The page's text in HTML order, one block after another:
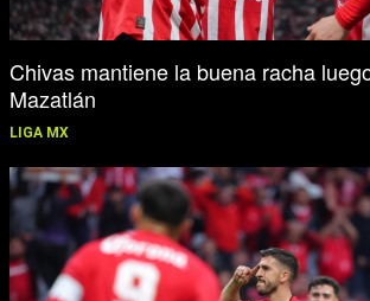
Chivas mantiene la buena racha
Mazatlán
LIGA MX